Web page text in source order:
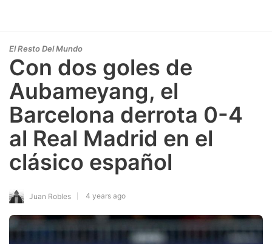
El Resto Del Mundo
Con dos goles de
Aubameyang, el
Barcelona derrota 0-4
al Real Madrid en el
clásico español
Juan Robles 4 years ago